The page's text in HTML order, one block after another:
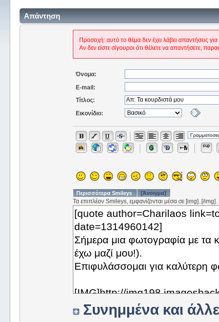
Απάντηση
Προσοχή: αυτό το θέμα δεν έχει λάβει απαντήσεις
Αν δεν είστε σίγουροι ότι θέλετε να απαντήσετε,
Όνομα:
E-mail:
Τίτλος:
Εικονίδιο:
Περισσότερα Smileys [Άνοιγμα]
Τα επιπλέον Smileys, εμφανίζονται μέσα σε [img]..[/img].
Συνημμένα και